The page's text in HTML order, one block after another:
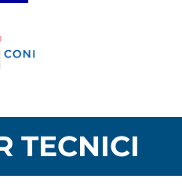
TECNICI